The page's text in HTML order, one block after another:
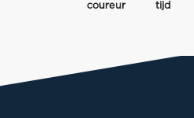
coureur
tijd